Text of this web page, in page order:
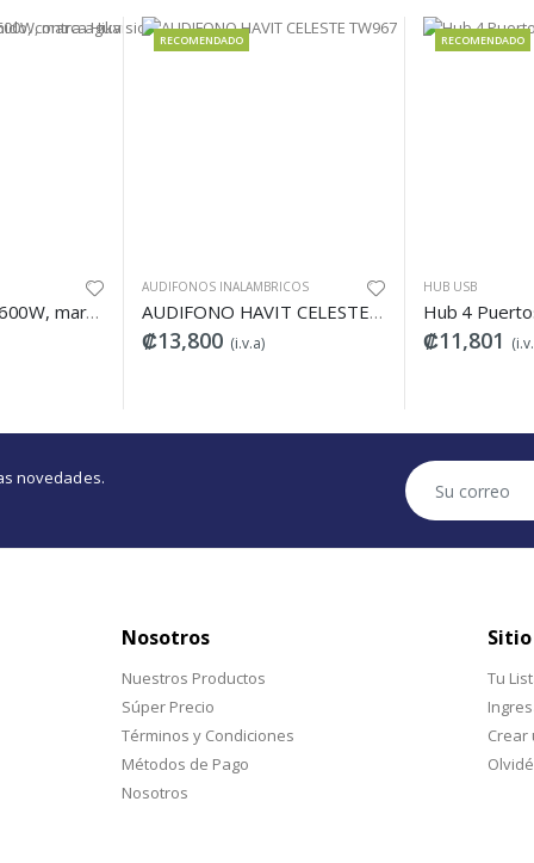
AUDIFONO HAVIT CELESTE TW967
RECOMENDADO
HUB USB
Hub 4 Puertos XTC-391
₡11,801
CABLE
novedades.
Nosotros
Nuestros Productos
Súper Precio
Términos y Condiciones
Métodos de Pago
Nosotros
Sitio
Tu
Crear